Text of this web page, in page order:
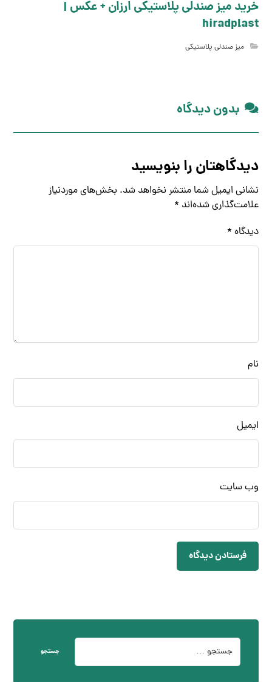
خرید میز صندلی پلاستیکی ارزان + عکس |
hiradplast
میز صندلی پلاستیکی
بدون دیدگاه
دیدگاهتان را بنویسید
نشانی ایمیل شما منتشر نخواهد شد. بخش‌های موردنیاز
علامت‌گذاری شده‌اند *
دیدگاه *
نام
ایمیل
وب‌ سایت
فرستادن دیدگاه
جستجو